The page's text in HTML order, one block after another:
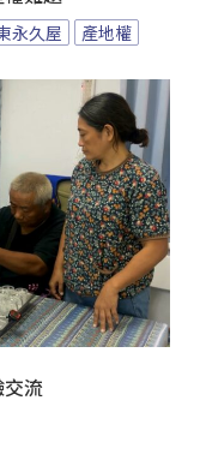
永久屋 產地權
流